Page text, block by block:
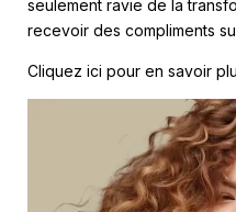
seulement ravie de la
recevoir des compliments
Cliquez ici pour en savoir